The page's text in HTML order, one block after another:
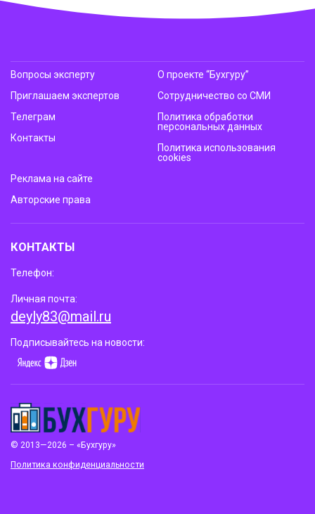
© 2013—2026 – «Бухгуру»
Политика конфиденциальности
Вопросы эксперту
Приглашаем экспертов
Телеграм
Контакты
О проекте “Бухгуру”
Сотрудничество со СМИ
Политика обработки
персональных данных
Политика использования
cookies
Реклама на сайте
Авторские права
КОНТАКТЫ
Телефон:
Личная почта:
deyly83@mail.ru
Подписывайтесь на новости: